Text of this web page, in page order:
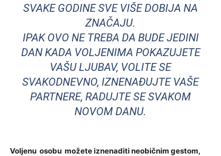
SVAKE GODINE SVE VIŠE DOBIJA NA
ZNAČAJU.
IPAK OVO NE TREBA DA BUDE JEDINI
DAN KADA VOLJENIMA POKAZUJETE
VAŠU LJUBAV, VOLITE SE
SVAKODNEVNO, IZNENAĐUJTE VAŠE
PARTNERE, RADUJTE SE SVAKOM
NOVOM DANU.
Voljenu osobu možete iznenaditi neobičnim gestom,